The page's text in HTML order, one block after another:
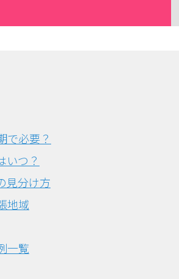
で必要？
いつ？
見分け方
地域
一覧